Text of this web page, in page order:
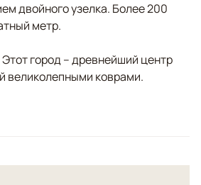
двойного узелка. Более 200
метр.
город – древнейший центр
великолепными коврами.